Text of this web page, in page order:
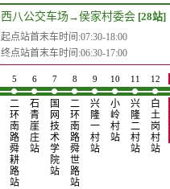
西八公交车场→侯家村委会 [28站]
起点站首末车时间:07:30-18:00
终点站首末车时间:06:30-17:00
5
二
环
南
路
舜
耕
路
站
6
石
青
崖
庄
站
7
国
网
技
术
学
院
站
8
二
环
南
路
舜
世
路
站
9
兴
隆
一
村
站
10
小
岭
村
站
11
兴
隆
二
村
站
12
白
土
岗
村
站